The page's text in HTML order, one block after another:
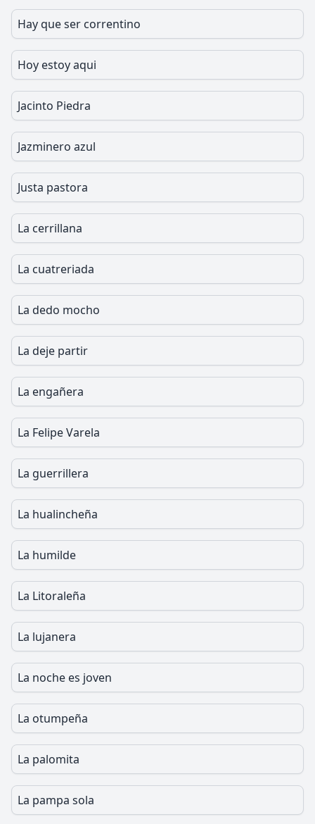
Hay que ser correntino
Hoy estoy aqui
Jacinto Piedra
Jazminero azul
Justa pastora
La cerrillana
La cuatreriada
La dedo mocho
La deje partir
La engañera
La Felipe Varela
La guerrillera
La hualincheña
La humilde
La Litoraleña
La lujanera
La noche es joven
La otumpeña
La palomita
La pampa sola